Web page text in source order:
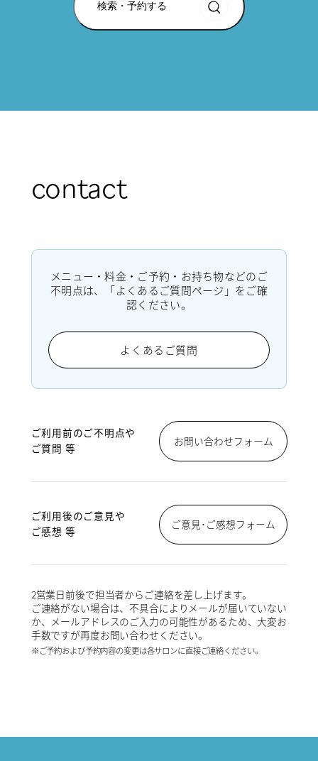
検索・予約する
contact
メニュー・料金・ご予約・お持ち物などのご
不明点は、「よくあるご質問ページ」をご確
認ください。
よくあるご質問
ご利用前のご不明点や
ご質問 等
お問い合わせフォーム
ご利用後のご意見や
ご感想 等
ご意見･ご感想フォーム
2営業日前後で担当者からご連絡を差し上げます。
ご連絡がない場合は、不具合によりメールが届いていない
か、メールアドレスのご入力の可能性があるため、大変お
手数ですが再度お問い合わせください。
※ご予約および予約内容の変更は各サロンに直接ご連絡ください。